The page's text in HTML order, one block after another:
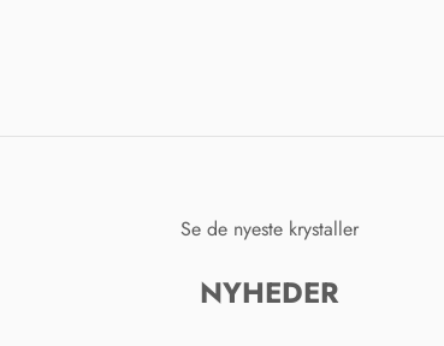
Se de nyeste krystaller
NYHEDER